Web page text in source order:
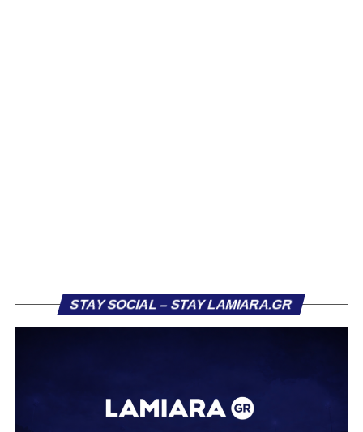
«Ο Α.Ο. Σαρωνικός Αναβύσσου ανακοινώνει την
περσινή σεζόν πραγματοποίησε γεμάτη χρονιά στη Γ’
STAY SOCIAL – STAY LAMIARA.GR